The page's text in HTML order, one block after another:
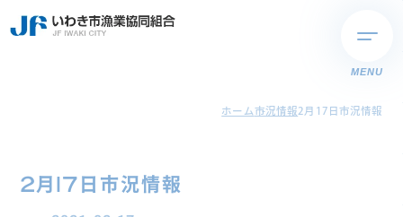
MENU
ホーム市況情報2月17日市況情報
2月17日市況情報